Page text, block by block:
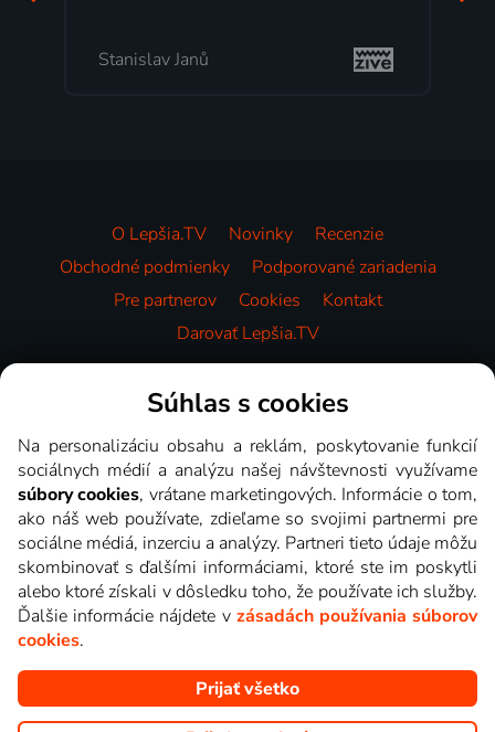
Stanislav Janů
O Lepšia.TV Novinky
Recenzie
Obchodné podmienky
Podporované zariadenia
Pre partnerov
Cookies
Kontakt
Darovať Lepšia.TV
Videotéka
Copyright © goNET s.r.o. Na tomto webe sú zobrazované obrázky
z relácií TV staníc, ktoré môžete sledovať v Lepšia.TV.
Súhlas s cookies
Na personalizáciu obsahu a reklám, poskytovanie funkcií
sociálnych médií a analýzu našej návštevnosti využívame
súbory cookies, vrátane marketingových. Informácie o tom,
ako náš web používate, zdieľame so svojimi partnermi pre
sociálne médiá, inzerciu a analýzy. Partneri tieto údaje môžu
skombinovať s ďalšími informáciami, ktoré ste im poskytli
alebo ktoré získali v dôsledku toho, že používate ich služby.
Ďalšie informácie nájdete v zásadách používania súborov
cookies.
Prijať všetko